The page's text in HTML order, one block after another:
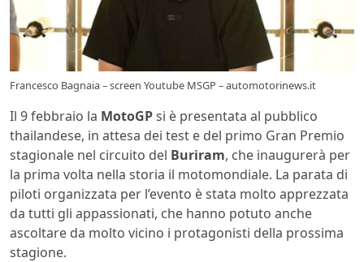
Francesco Bagnaia – screen Youtube MSGP – automotorinews.it
Il 9 febbraio la MotoGPsi è presentata al pubblico
thailandese, in attesa dei test e del primo Gran Premio
stagionale nel circuito del Buriram, che inaugurerà per
la prima volta nella storia il motomondiale. La parata di
piloti organizzata per l’evento è stata molto apprezzata
da tutti gli appassionati, che hanno potuto anche
ascoltare da molto vicino i protagonisti della prossima
stagione.